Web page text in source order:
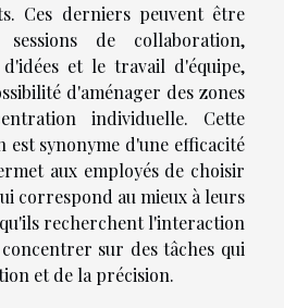
Ces derniers peuvent être
de collaboration,
et le travail d'équipe,
d'aménager des zones
individuelle. Cette
est synonyme d'une efficacité
aux employés de choisir
correspond au mieux à leurs
recherchent l'interaction
sur des tâches qui
et de la précision.